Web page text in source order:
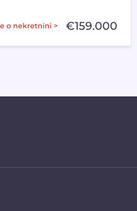
o nekretnini > €159.000